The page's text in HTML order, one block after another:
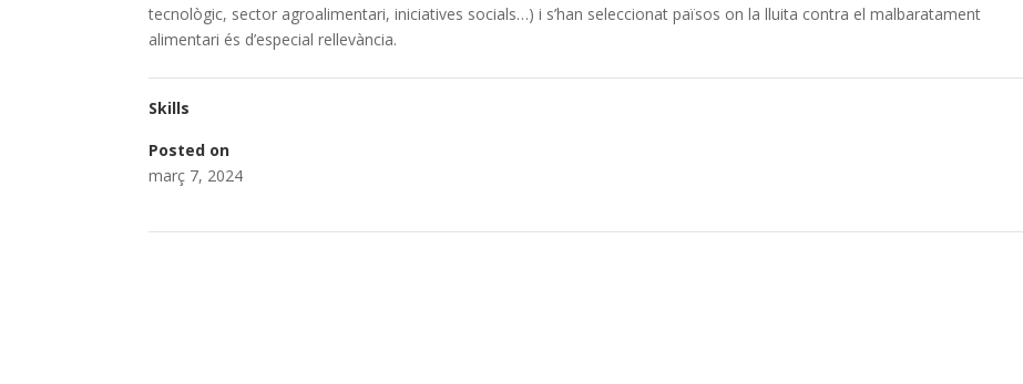
tecnològic, sector agroalimentari, iniciatives socials…) i s’han seleccionat països on la lluita contra el malbaratament
alimentari és d’especial rellevància.
Skills
Posted on
març 7, 2024